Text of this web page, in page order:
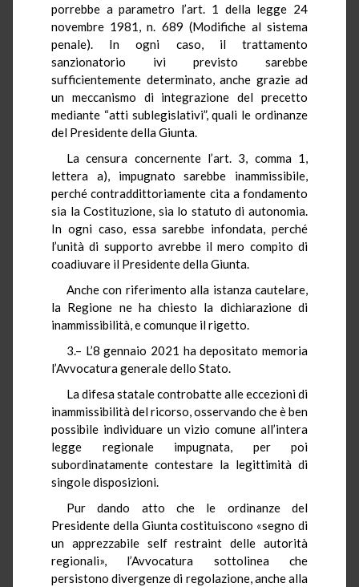
porrebbe a parametro l’art. 1 della legge 24
novembre 1981, n. 689 (Modifiche al sistema
penale). In ogni caso, il trattamento
sanzionatorio ivi previsto sarebbe
sufficientemente determinato, anche grazie ad
un meccanismo di integrazione del precetto
mediante “atti sublegislativi”, quali le ordinanze
del Presidente della Giunta.
La censura concernente l’art. 3, comma 1,
lettera a), impugnato sarebbe inammissibile,
perché contraddittoriamente cita a fondamento
sia la Costituzione, sia lo statuto di autonomia.
In ogni caso, essa sarebbe infondata, perché
l’unità di supporto avrebbe il mero compito di
coadiuvare il Presidente della Giunta.
Anche con riferimento alla istanza cautelare,
la Regione ne ha chiesto la dichiarazione di
inammissibilità, e comunque il rigetto.
3.– L’8 gennaio 2021 ha depositato memoria
l’Avvocatura generale dello Stato.
La difesa statale controbatte alle eccezioni di
inammissibilità del ricorso, osservando che è ben
possibile individuare un vizio comune all’intera
legge regionale impugnata, per poi
subordinatamente contestare la legittimità di
singole disposizioni.
Pur dando atto che le ordinanze del
Presidente della Giunta costituiscono «segno di
un apprezzabile self restraint delle autorità
regionali», l’Avvocatura sottolinea che
persistono divergenze di regolazione, anche alla